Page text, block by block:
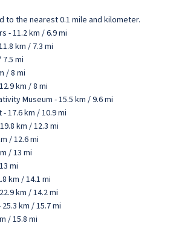
to the nearest 0.1 mile and kilometer.
- 11.2 km / 6.9 mi
km / 7.3 mi
mi
/ 8 mi
km / 8 mi
Museum - 15.5 km / 9.6 mi
17.6 km / 10.9 mi
km / 12.3 mi
/ 12.6 mi
/ 13 mi
mi
km / 14.1 mi
km / 14.2 mi
km / 15.7 mi
/ 15.8 mi